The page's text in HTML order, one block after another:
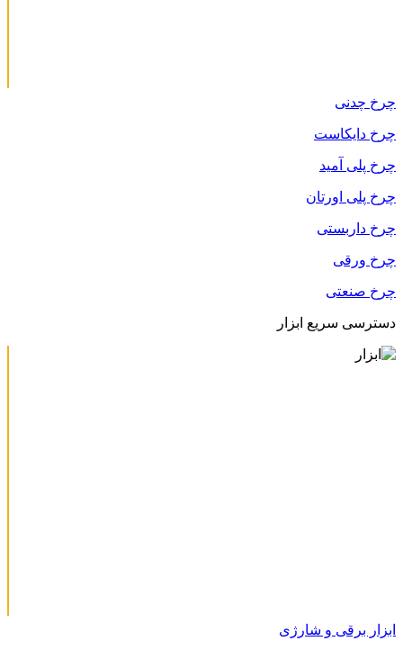
چرخ چدنی
چرخ دایکاست
چرخ پلی آمید
چرخ پلی اورتان
چرخ داربستی
چرخ ورقی
چرخ صنعتی
دسترسی سریع ابزار
ابزار برقی و شارژی